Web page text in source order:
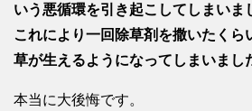
いう悪循環を引き起こしてしまいま
これにより一回除草剤を撒いたくら
草が生えるようになってしまいまし
本当に大後悔です。